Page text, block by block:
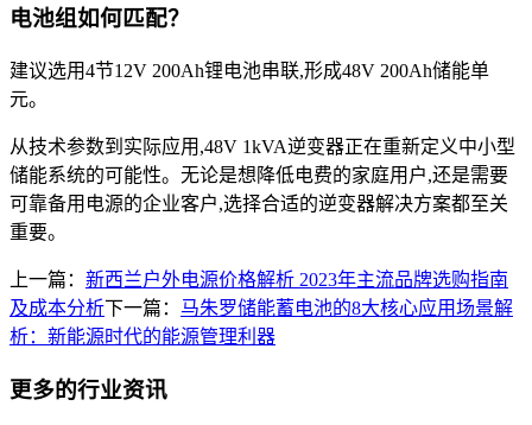
电池组如何匹配？
建议选用4节12V 200Ah锂电池串联,形成48V 200Ah储能单
元。
从技术参数到实际应用,48V 1kVA逆变器正在重新定义中小型
储能系统的可能性。无论是想降低电费的家庭用户,还是需要
可靠备用电源的企业客户,选择合适的逆变器解决方案都至关
重要。
上一篇： 新西兰户外电源价格解析 2023年主流品牌选购指南
及成本分析下一篇： 马朱罗储能蓄电池的8大核心应用场景解
析：新能源时代的能源管理利器
更多的行业资讯